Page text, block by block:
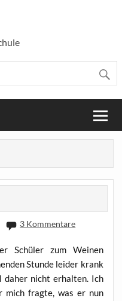
3 Kommentare
Schü­ler zum Wei­nen
Stun­de lei­der krank
daher nicht erhal­ten. Ich
mich frag­te, was er nun